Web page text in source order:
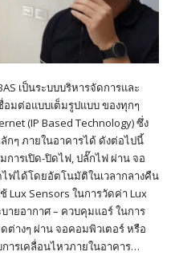
เป็นระบบบริหารจัดการและ
มต่อแบบเต็มรูปแบบ ของทุกๆ
(IP Based Technology) ซึ่ง
กๆ ภายในอาคารได้ ดังต่อไปนี้
การเปิด-ปิดไฟ, ปลั๊กไฟ ผ่าน จอ
ไฟได้โดยอัตโนมัติในเวลากลางคืน
Lux Sensors ในการวัดค่า Lux
ายอากาศ – ควบคุมแอร์ ในการ
างๆ ผ่าน จอคอมพิวเตอร์ หรือ
ารเคลื่อนไหวภายในอาคาร…